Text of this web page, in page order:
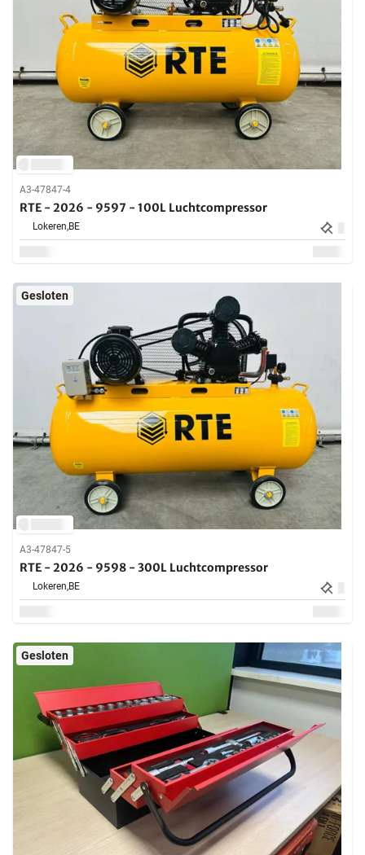
A3-47847-4
RTE - 2026 - 9597 - 100L Luchtcompressor
Lokeren,BE
Gesloten
A3-47847-5
RTE - 2026 - 9598 - 300L Luchtcompressor
Lokeren,BE
Gesloten